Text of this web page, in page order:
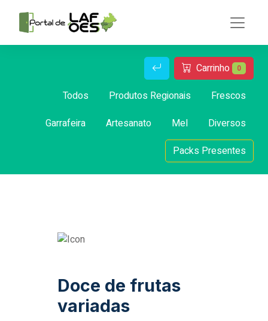
Carrinho 0
Todos Produtos Regionais
Frescos
Garrafeira
Artesanato Mel
Diversos
Packs Presentes
Doce de frutas
variadas